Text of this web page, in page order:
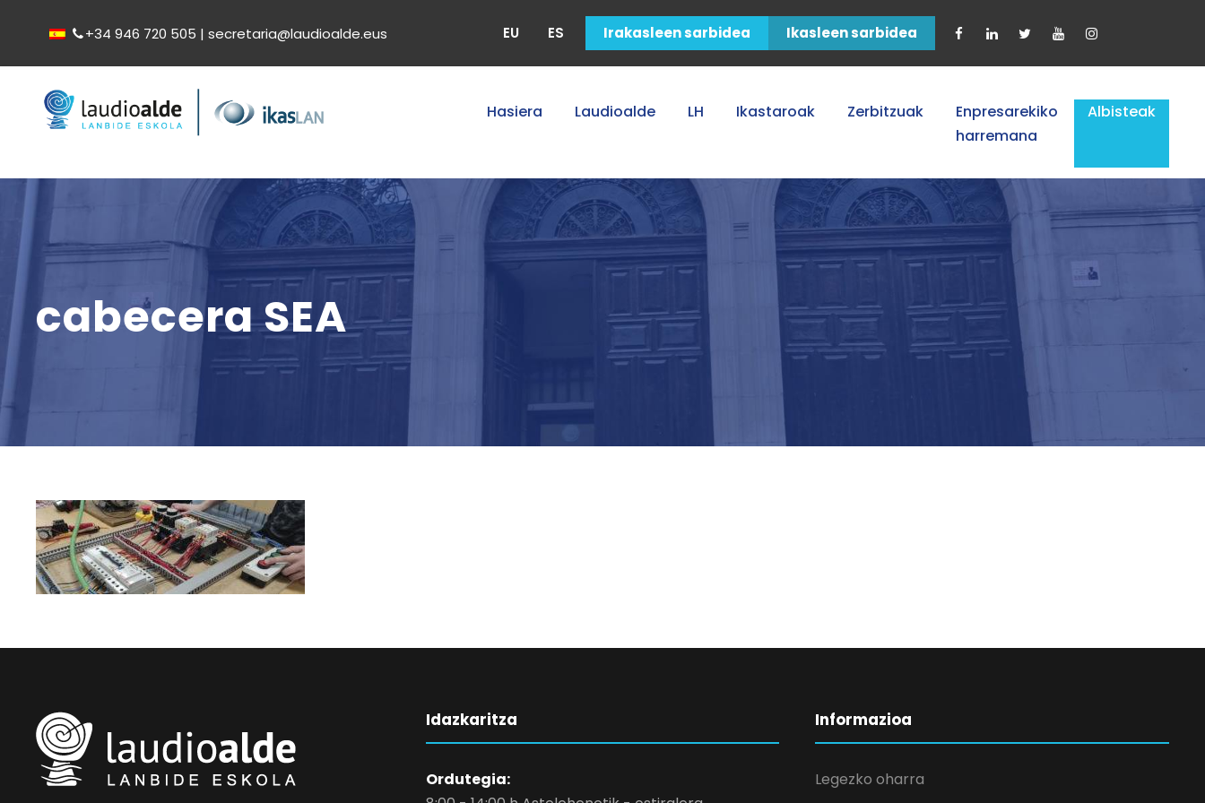
+34 946 720 505 | secretaria@laudioalde.eus EU ES Irakasleen sarbidea Ikasleen sarbidea
Hasiera Laudioalde LH Ikastaroak Zerbitzuak
Enpresarekiko
harremana
Albisteak
cabecera SEA
Idazkaritza
Ordutegia:
Informazioa
Legezko oharra